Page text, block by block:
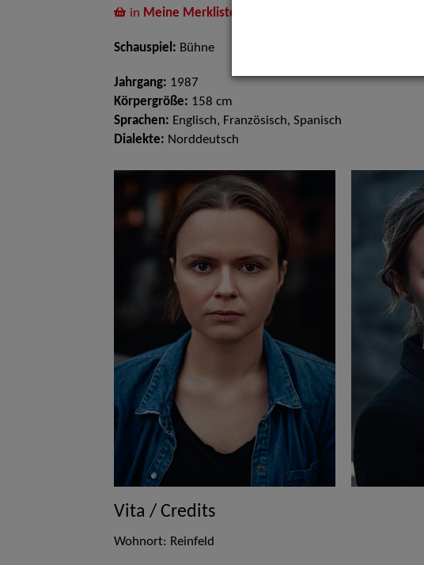
in Meine Merkliste
Schauspiel: Bühne
Jahrgang: 1987
Körpergröße: 158 cm
Sprachen: Englisch, Französisch, Spanisch
Dialekte: Norddeutsch
Vita / Credits
Wohnort: Reinfeld